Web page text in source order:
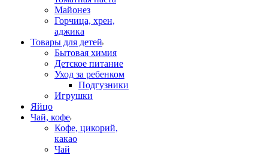
Майонез
Горчица, хрен,
аджика
Товары для детей
Бытовая химия
Детское питание
Уход за ребенком
Подгузники
Игрушки
Яйцо
Чай, кофе
Кофе, цикорий,
какао
Чай